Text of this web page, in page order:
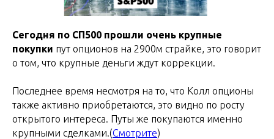
Сегодня по СП500 прошли очень крупные
покупки пут опционов на 2900м страйке, это говорит
о том, что крупные деньги ждут коррекции.
Последнее время несмотря на то, что Колл опционы
также активно приобретаются, это видно по росту
открытого интереса. Путы же покупаются именно
крупными сделками.(Смотрите)